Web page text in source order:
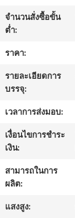
ทัวร์
โรงงาน
การ
ควบคุม
คุณภาพ
ติดต่อ
เรา
จำนวนสั่งซื้อขั้น
ต่ำ:
ราคา:
รายละเอียดการ
บรรจุ:
เวลาการส่งมอบ:
เงื่อนไขการชำระ
เงิน:
สามารถในการ
ผลิต:
แสงสูง: